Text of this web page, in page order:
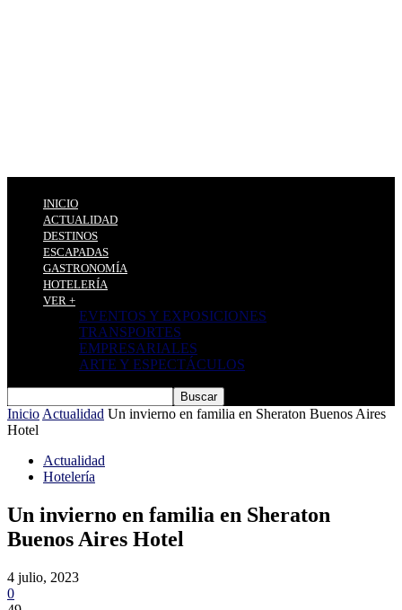
INICIO
ACTUALIDAD
DESTINOS
ESCAPADAS
GASTRONOMÍA
HOTELERÍA
VER +
EVENTOS Y EXPOSICIONES
TRANSPORTES
EMPRESARIALES
ARTE Y ESPECTÁCULOS
Inicio Actualidad Un invierno en familia en Sheraton Buenos Aires
Hotel
Actualidad
Hotelería
Un invierno en familia en Sheraton
Buenos Aires Hotel
4 julio, 2023
0